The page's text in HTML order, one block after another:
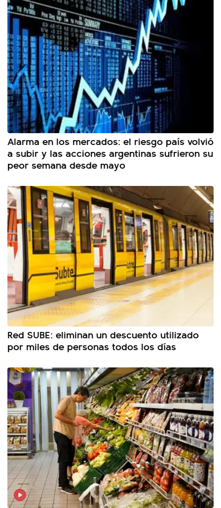
Alarma en los mercados: el riesgo país volvió
a subir y las acciones argentinas sufrieron su
peor semana desde mayo
Red SUBE: eliminan un descuento utilizado
por miles de personas todos los días